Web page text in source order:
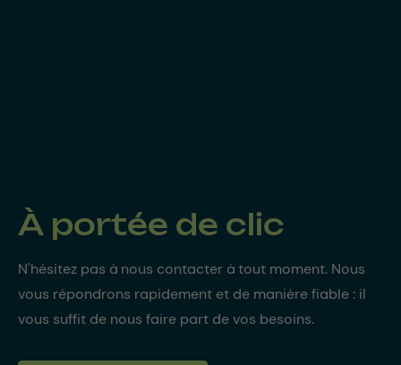
À portée de clic
N'hésitez pas à nous contacter à tout moment. Nous
vous répondrons rapidement et de manière fiable : il
vous suffit de nous faire part de vos besoins.